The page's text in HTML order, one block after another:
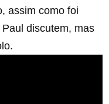
assim como foi
discutem, mas